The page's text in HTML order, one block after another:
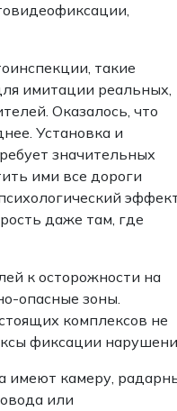
такие
имитации реальных,
Оказалось, что
Установка и
значительных
ими все дороги
даже там, где
к осторожности на
опасные зоны.
комплексов не
фиксации
имеют камеру,
или